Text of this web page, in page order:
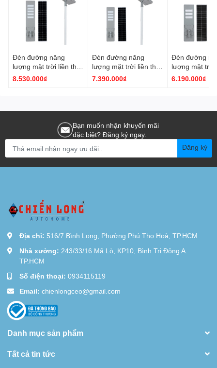
Đèn đường năng
lượng mặt trời liền thể
A250-75
8.530.000₫
Đèn đường năng
lượng mặt trời liền thể
A200-60
7.390.000₫
Đèn đường
lượng mặt trời
A150-45
6.190.000₫
Bạn muốn nhận khuyến mãi
đặc biệt? Đăng ký ngay.
Đăng ký
Địa chỉ: 516/7 Bình Long, Phường Phú Thọ Hoà, TP.HCM
Nhà xưởng: 243/33/16 Mã Lò, KP10, Bình Trị Đông A.
TP.HCM
Số điện thoại: 0934115119
Email: chienlongceo@gmail.com
Danh mục sản phẩm
Tất cả tin tức